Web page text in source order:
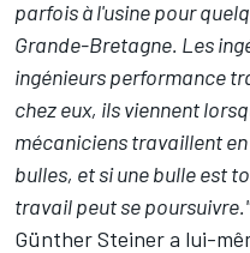
parfois à l'usine pour
Grande-Bretagne. Les
ingénieurs performance
chez eux, ils viennent
mécaniciens travaillent
bulles, et si une bulle est
travail peut se poursuivre."
Günther Steiner a lui-